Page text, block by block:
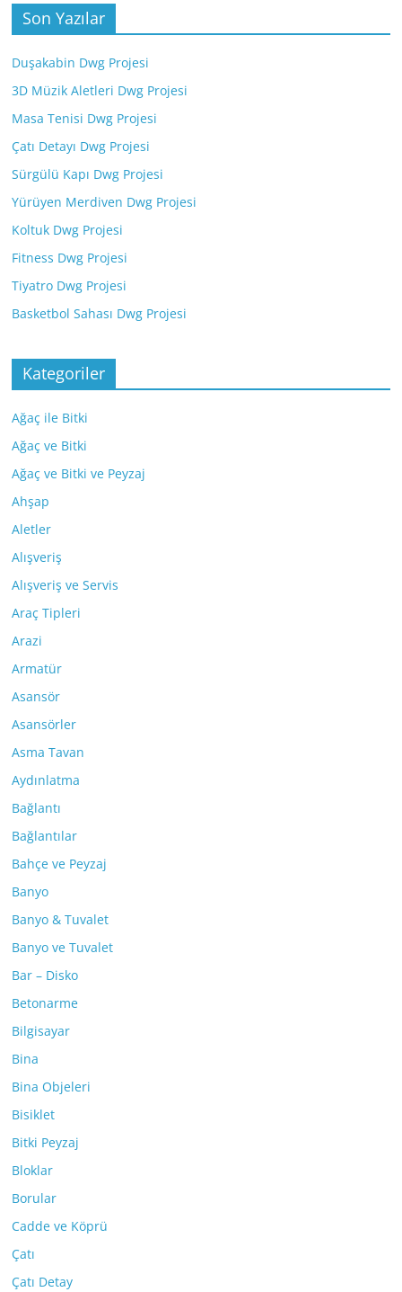
Son Yazılar
Duşakabin Dwg Projesi
3D Müzik Aletleri Dwg Projesi
Masa Tenisi Dwg Projesi
Çatı Detayı Dwg Projesi
Sürgülü Kapı Dwg Projesi
Yürüyen Merdiven Dwg Projesi
Koltuk Dwg Projesi
Fitness Dwg Projesi
Tiyatro Dwg Projesi
Basketbol Sahası Dwg Projesi
Kategoriler
Ağaç ile Bitki
Ağaç ve Bitki
Ağaç ve Bitki ve Peyzaj
Ahşap
Aletler
Alışveriş
Alışveriş ve Servis
Araç Tipleri
Arazi
Armatür
Asansör
Asansörler
Asma Tavan
Aydınlatma
Bağlantı
Bağlantılar
Bahçe ve Peyzaj
Banyo
Banyo & Tuvalet
Banyo ve Tuvalet
Bar – Disko
Betonarme
Bilgisayar
Bina
Bina Objeleri
Bisiklet
Bitki Peyzaj
Bloklar
Borular
Cadde ve Köprü
Çatı
Çatı Detay